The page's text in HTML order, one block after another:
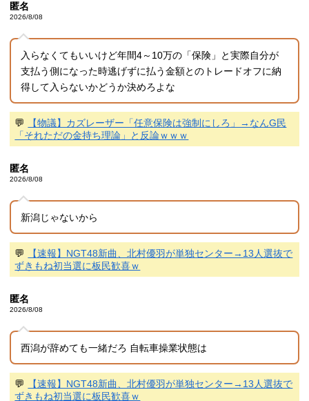
匿名
2026/8/08
入らなくてもいいけど年間4～10万の「保険」と実際自分が
支払う側になった時逃げずに払う金額とのトレードオフに納
得して入らないかどうか決めろよな
💬
【物議】カズレーザー「任意保険は強制にしろ」→なんG民
「それただの金持ち理論」と反論ｗｗｗ
匿名
2026/8/08
新潟じゃないから
💬
【速報】NGT48新曲、北村優羽が単独センター→13人選抜で
ずきもね初当選に板民歓喜ｗ
匿名
2026/8/08
西潟が辞めても一緒だろ 自転車操業状態は
💬
【速報】NGT48新曲、北村優羽が単独センター→13人選抜で
ずきもね初当選に板民歓喜ｗ